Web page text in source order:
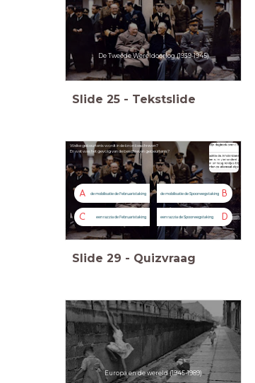
De Tweede Wereldoorlog (1939-1945)
Slide 25 - Tekstslide
Welke gebeurtenis wordt in de bron beschreven?
En wat was het gevolg van de beschreven gebeurtenis?
A de mobilisatie de Februaristaking B
de mobilisatie de Spoorwegstaking
C een razzia de Februaristaking D
een razzia de Spoorwegstaking
Slide 29 - Quizvraag
Europa en de wereld (1945-1989)